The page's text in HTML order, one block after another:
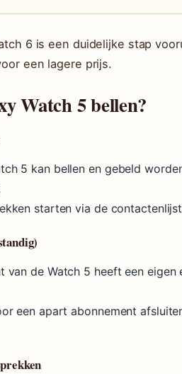
6 is een duidelijke stap
een lagere prijs.
Watch 5 bellen?
5 kan bellen en gebeld
starten via de
van de Watch 5 heeft een
een apart abonnement